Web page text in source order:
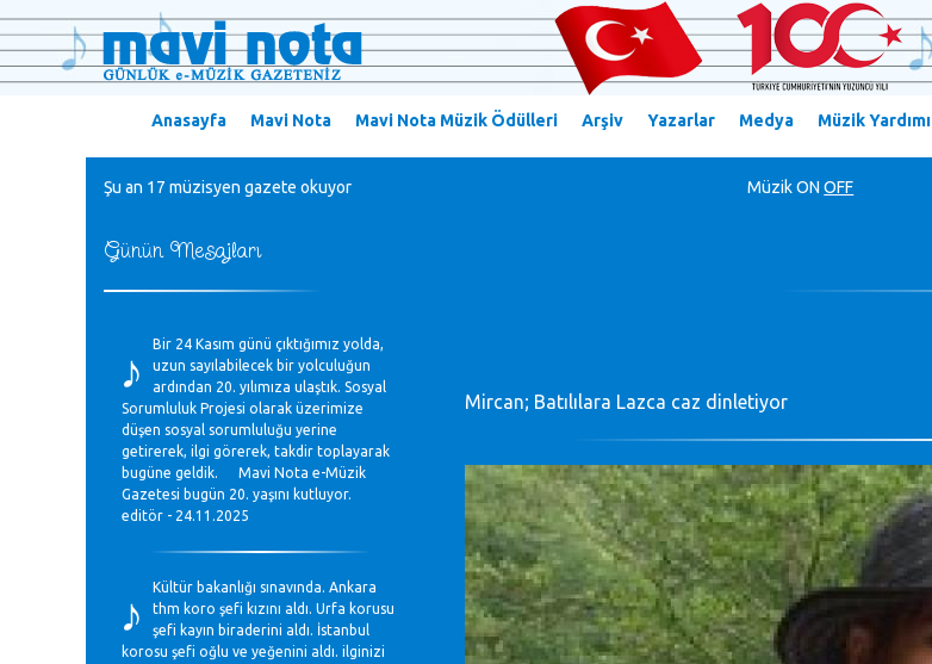
Anasayfa Mavi Nota Mavi Nota Müzik Ödülleri Arşiv Yazarlar Medya Müzik Yardımı
Şu an 17 müzisyen gazete okuyor MüzikON OFF
Günün Mesajları
♪
Bir 24 Kasım günü çıktığımız yolda,
uzun sayılabilecek bir yolculuğun
ardından 20. yılımıza ulaştık. Sosyal
Sorumluluk Projesi olarak üzerimize
düşen sosyal sorumluluğu yerine
getirerek, ilgi görerek, takdir toplayarak
bugüne geldik. Mavi Nota e-Müzik
Gazetesi bugün 20. yaşını kutluyor.
editör - 24.11.2025
♪
Kültür bakanlığı sınavında. Ankara
thm koro şefi kızını aldı. Urfa korusu
şefi kayın biraderini aldı. İstanbul
korosu şefi oğlu ve yeğenini aldı. ilginizi
Mircan; Batılılara Lazca caz dinletiyor